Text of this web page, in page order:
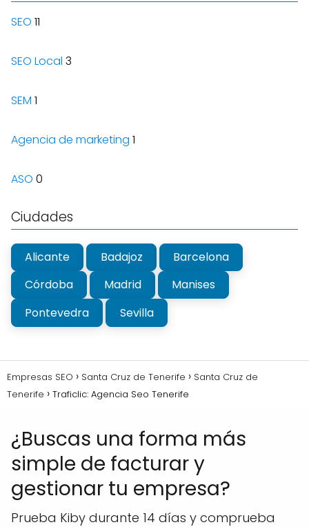
SEO 11
SEO Local 3
SEM 1
Agencia de marketing 1
ASO 0
Ciudades
Alicante Badajoz
Barcelona
Córdoba
Madrid
Manises
Pontevedra
Sevilla
Empresas SEO Santa Cruz de Tenerife
Santa Cruz de
Tenerife
Traficlic: Agencia Seo Tenerife
¿Buscas una forma más
simple de facturar y
gestionar tu empresa?
Prueba Kiby durante 14 días y comprueba